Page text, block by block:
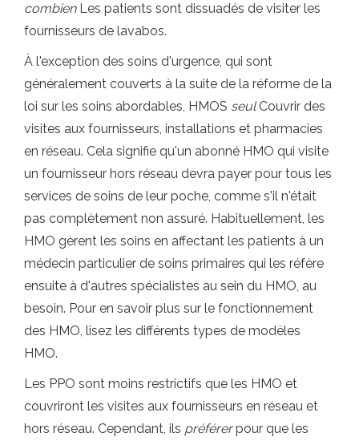
combienLes patients sont dissuadés de visiter les
fournisseurs de lavabos.
À l'exception des soins d'urgence, qui sont
généralement couverts à la suite de la réforme de la
loi sur les soins abordables, HMOS seulCouvrir des
visites aux fournisseurs, installations et pharmacies
en réseau. Cela signifie qu'un abonné HMO qui visite
un fournisseur hors réseau devra payer pour tous les
services de soins de leur poche, comme s'il n'était
pas complètement non assuré. Habituellement, les
HMO gèrent les soins en affectant les patients à un
médecin particulier de soins primaires qui les réfère
ensuite à d'autres spécialistes au sein du HMO, au
besoin. Pour en savoir plus sur le fonctionnement
des HMO, lisez les différents types de modèles
HMO.
Les PPO sont moins restrictifs que les HMO et
couvriront les visites aux fournisseurs en réseau et
hors réseau. Cependant, ils préférerpour que les